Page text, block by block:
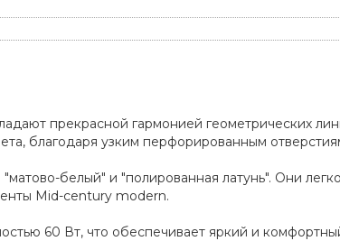
прекрасной гармонией геометрических
благодаря узким перфорированным
белый" и "полированная латунь". Они
Mid-century modern.
60 Вт, что обеспечивает яркий и